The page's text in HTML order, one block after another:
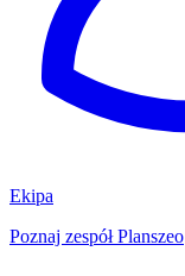
Ekipa
Poznaj zespół Planszeo